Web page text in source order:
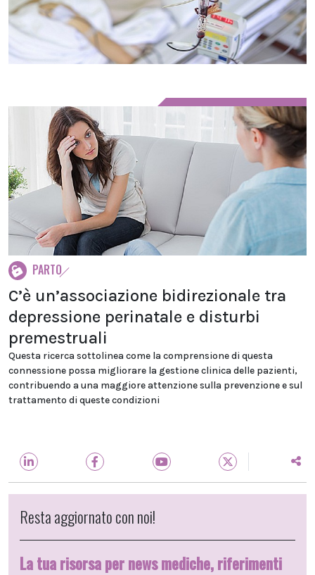
PARTO
C’è un’associazione bidirezionale tra
depressione perinatale e disturbi
premestruali
Questa ricerca sottolinea come la comprensione di questa
connessione possa migliorare la gestione clinica delle pazienti,
contribuendo a una maggiore attenzione sulla prevenzione e sul
trattamento di queste condizioni
Resta aggiornato con noi!
La tua risorsa per news mediche, riferimenti